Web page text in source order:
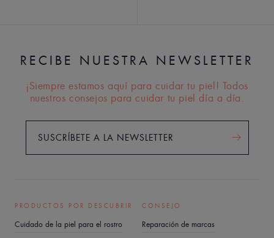
RECIBE NUESTRA NEWSLETTER
¡Siempre estamos aquí para cuidar tu piel! Todos
nuestros consejos para cuidar tu piel día a día.
SUSCRÍBETE A LA NEWSLETTER
PRODUCTOS POR DESCUBRIR
Cuidado de la piel para el rostro
CONSEJO
Reparación de marcas